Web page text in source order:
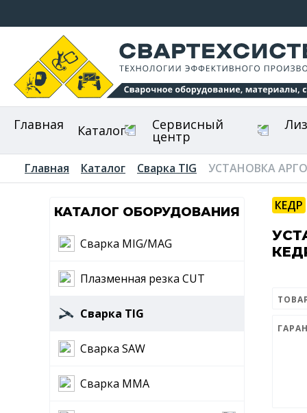
Главная Каталог Сервисный
центр
Главная Каталог Сварка TIG УСТАНОВКА
КАТАЛОГ ОБОРУДОВАНИЯ
Сварка MIG/MAG
Плазменная резка CUT
Сварка TIG
Сварка SAW
Сварка MMA
КЕДР